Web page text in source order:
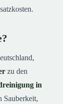
zu den
in
Sauberkeit,